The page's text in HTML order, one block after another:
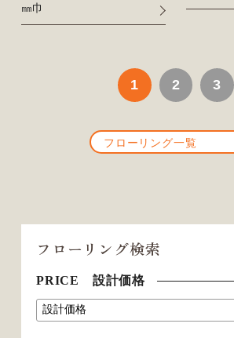
㎜巾
1 2 3
フローリング一覧
フローリング検索
PRICE 設計価格